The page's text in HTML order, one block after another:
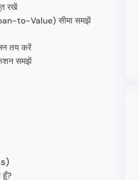
रखें
to-Value) सीमा समझें
तय करें
समझें
हूँ?